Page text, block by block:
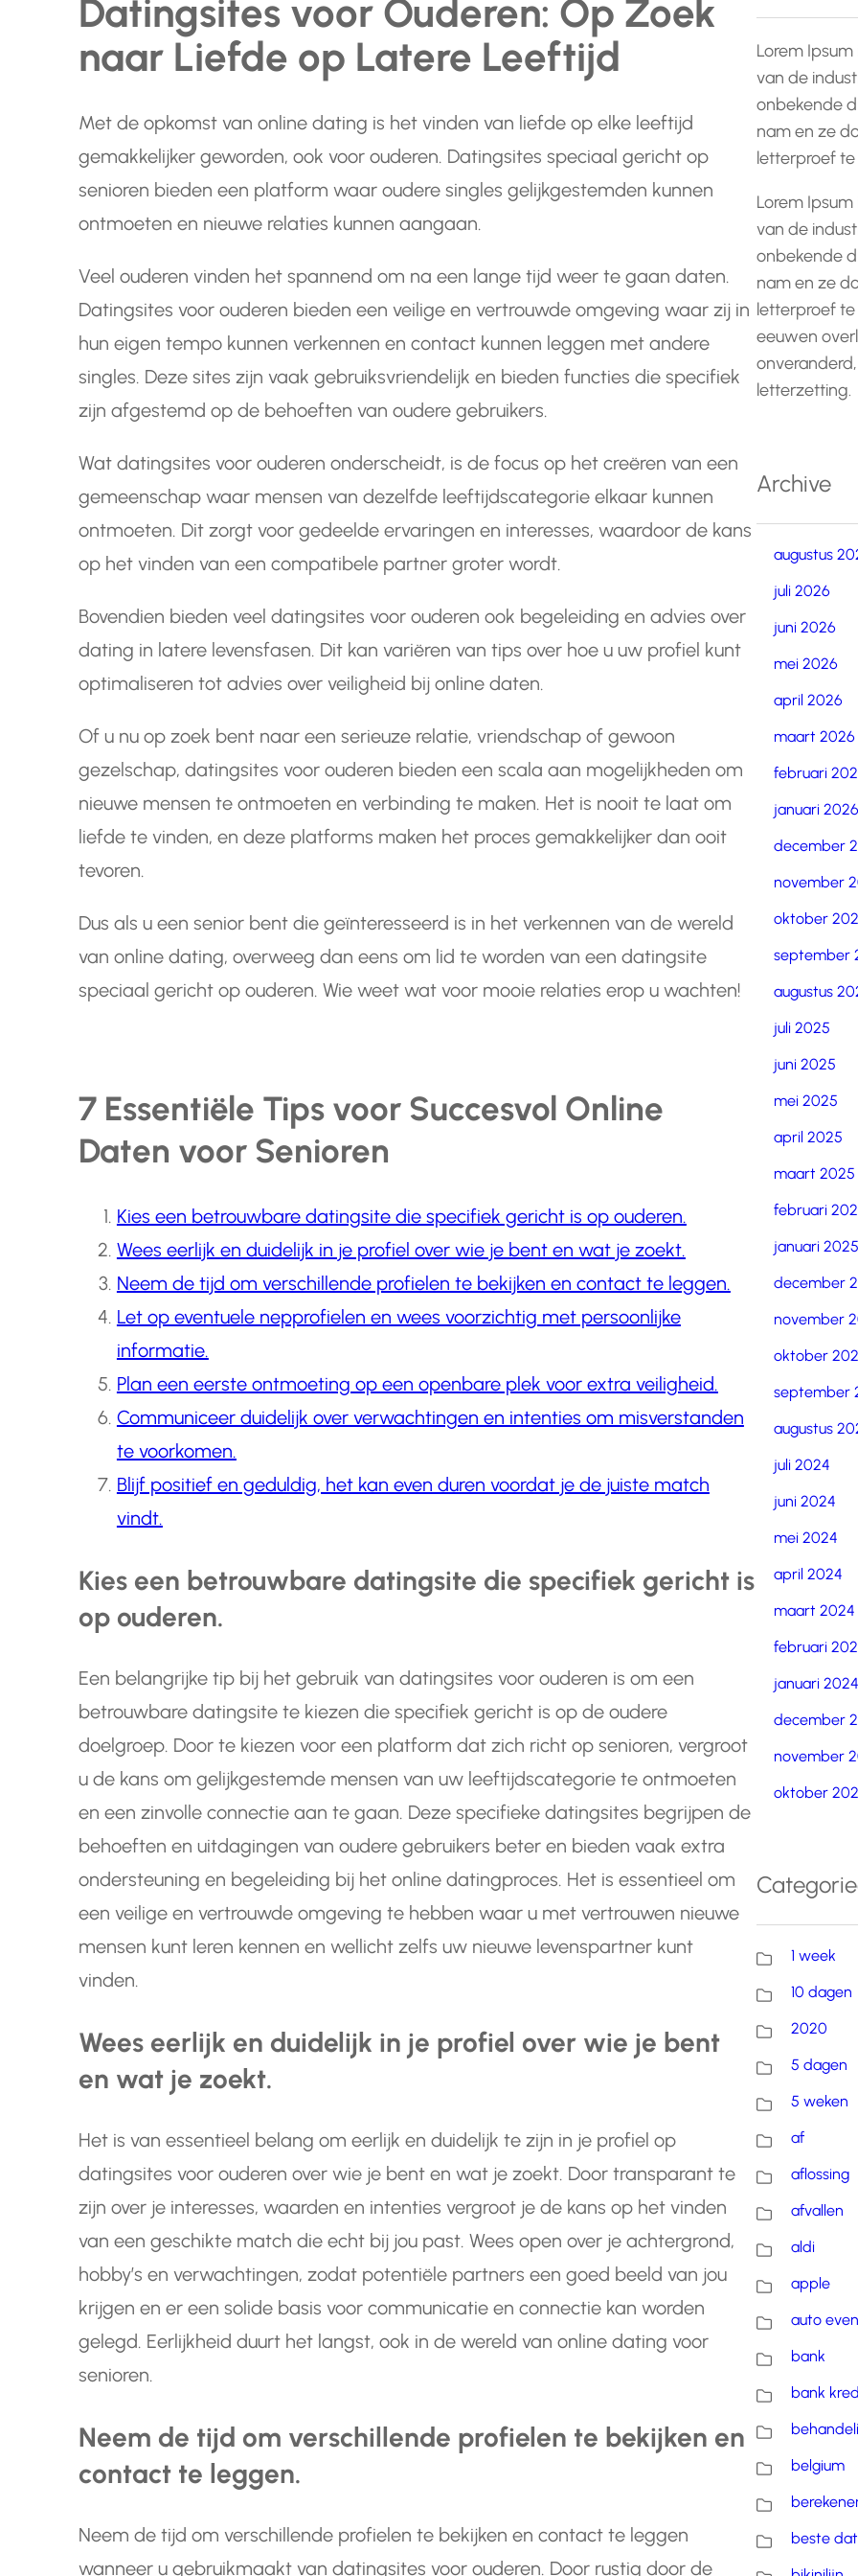
Datingsites voor Ouderen: Op Zoek
naar Liefde op Latere Leeftijd
Met de opkomst van online dating is het vinden van liefde op elke leeftijd
gemakkelijker geworden, ook voor ouderen. Datingsites speciaal gericht op
senioren bieden een platform waar oudere singles gelijkgestemden kunnen
ontmoeten en nieuwe relaties kunnen aangaan.
Veel ouderen vinden het spannend om na een lange tijd weer te gaan daten.
Datingsites voor ouderen bieden een veilige en vertrouwde omgeving waar zij in
hun eigen tempo kunnen verkennen en contact kunnen leggen met andere
singles. Deze sites zijn vaak gebruiksvriendelijk en bieden functies die specifiek
zijn afgestemd op de behoeften van oudere gebruikers.
Wat datingsites voor ouderen onderscheidt, is de focus op het creëren van een
gemeenschap waar mensen van dezelfde leeftijdscategorie elkaar kunnen
ontmoeten. Dit zorgt voor gedeelde ervaringen en interesses, waardoor de kans
op het vinden van een compatibele partner groter wordt.
Bovendien bieden veel datingsites voor ouderen ook begeleiding en advies over
dating in latere levensfasen. Dit kan variëren van tips over hoe u uw profiel kunt
optimaliseren tot advies over veiligheid bij online daten.
Of u nu op zoek bent naar een serieuze relatie, vriendschap of gewoon
gezelschap, datingsites voor ouderen bieden een scala aan mogelijkheden om
nieuwe mensen te ontmoeten en verbinding te maken. Het is nooit te laat om
liefde te vinden, en deze platforms maken het proces gemakkelijker dan ooit
tevoren.
Dus als u een senior bent die geïnteresseerd is in het verkennen van de wereld
van online dating, overweeg dan eens om lid te worden van een datingsite
speciaal gericht op ouderen. Wie weet wat voor mooie relaties erop u wachten!
7 Essentiële Tips voor Succesvol Online
Daten voor Senioren
Kies een betrouwbare datingsite die specifiek gericht is op ouderen.
Wees eerlijk en duidelijk in je profiel over wie je bent en wat je zoekt.
Neem de tijd om verschillende profielen te bekijken en contact te leggen.
Let op eventuele nepprofielen en wees voorzichtig met persoonlijke
informatie.
Plan een eerste ontmoeting op een openbare plek voor extra veiligheid.
Communiceer duidelijk over verwachtingen en intenties om misverstanden
te voorkomen.
Blijf positief en geduldig, het kan even duren voordat je de juiste match
vindt.
Kies een betrouwbare datingsite die specifiek gericht is
op ouderen.
Een belangrijke tip bij het gebruik van datingsites voor ouderen is om een
betrouwbare datingsite te kiezen die specifiek gericht is op de oudere
doelgroep. Door te kiezen voor een platform dat zich richt op senioren, vergroot
u de kans om gelijkgestemde mensen van uw leeftijdscategorie te ontmoeten
en een zinvolle connectie aan te gaan. Deze specifieke datingsites begrijpen de
behoeften en uitdagingen van oudere gebruikers beter en bieden vaak extra
ondersteuning en begeleiding bij het online datingproces. Het is essentieel om
een veilige en vertrouwde omgeving te hebben waar u met vertrouwen nieuwe
mensen kunt leren kennen en wellicht zelfs uw nieuwe levenspartner kunt
vinden.
Wees eerlijk en duidelijk in je profiel over wie je bent
en wat je zoekt.
Het is van essentieel belang om eerlijk en duidelijk te zijn in je profiel op
datingsites voor ouderen over wie je bent en wat je zoekt. Door transparant te
zijn over je interesses, waarden en intenties vergroot je de kans op het vinden
van een geschikte match die echt bij jou past. Wees open over je achtergrond,
hobby’s en verwachtingen, zodat potentiële partners een goed beeld van jou
krijgen en er een solide basis voor communicatie en connectie kan worden
gelegd. Eerlijkheid duurt het langst, ook in de wereld van online dating voor
senioren.
Neem de tijd om verschillende profielen te bekijken en
contact te leggen.
Neem de tijd om verschillende profielen te bekijken en contact te leggen
wanneer u gebruikmaakt van datingsites voor ouderen. Door rustig door de
Lorem
van de
onbekende
nam en ze
letterproef te
Lorem
van de
onbekende
nam en ze
letterproef te
eeuwen
letterzetting.
Archive
augustus
juli 2026
juni 2026
mei 2026
april 2026
maart 2026
februari
januari 2026
december
november
oktober
september
augustus
juli 2025
juni 2025
mei 2025
april 2025
maart 2025
februari
januari 2025
december
november
oktober
september
augustus
juli 2024
juni 2024
mei 2024
april 2024
maart 2024
februari
januari 2024
december
november
oktober
1 week
10 dagen
2020
5 dagen
5 weken
af
aflossing
afvallen
aldi
apple
auto
bank
bank
belgium
beste